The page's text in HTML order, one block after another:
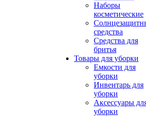
Наборы
косметические
средства
Средства для
бритья
Товары для уборки
Емкости для
уборки
Инвентарь для
уборки
Аксессуары
уборки